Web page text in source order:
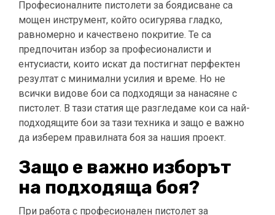
Професионалните пистолети за боядисване са
мощен инструмент, който осигурява гладко,
равномерно и качествено покритие. Те са
предпочитан избор за професионалисти и
ентусиасти, които искат да постигнат перфектен
резултат с минимални усилия и време. Но не
всички видове бои са подходящи за нанасяне с
пистолет. В тази статия ще разгледаме кои са най-
подходящите бои за тази техника и защо е важно
да изберем правилната боя за нашия проект.
Защо е важно изборът
на подходяща боя?
При работа с професионален пистолет за